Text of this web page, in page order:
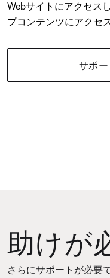
Webサイトにアクセス
プコンテンツにアクセ
サポ
助けが
さらにサポートが必要